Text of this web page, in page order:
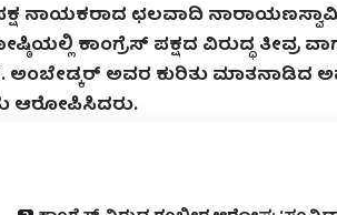
ನಾಯಕರಾದ ಛಲವಾದಿ
ಕಾಂಗ್ರೆಸ್ ಪಕ್ಷದ ವಿರುದ್ಧ ತೀವ್ರ
ಅವರ ಕುರಿತು ಮಾತನಾಡಿದ
ಆರೋಪಿಸಿದರು.